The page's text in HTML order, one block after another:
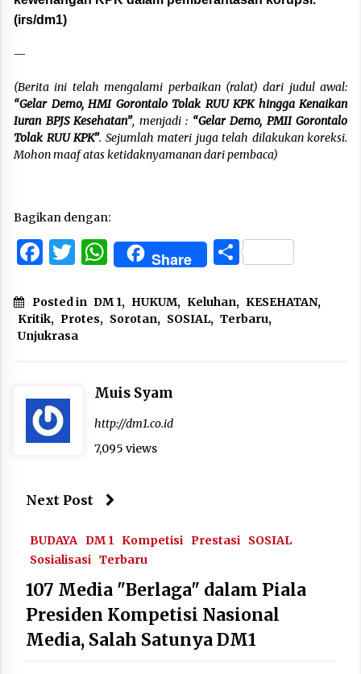
(irs/dm1)
—
(Berita ini telah mengalami perbaikan (ralat) dari judul awal:
“Gelar Demo, HMI Gorontalo Tolak RUU KPK hingga Kenaikan
Iuran BPJS Kesehatan”, menjadi : “Gelar Demo, PMII Gorontalo
Tolak RUU KPK”. Sejumlah materi juga telah dilakukan koreksi.
Mohon maaf atas ketidaknyamanan dari pembaca)
Bagikan dengan:
Facebook
Twitter
WhatsApp
Share Share
Posted in DM 1, HUKUM, Keluhan, KESEHATAN,
Kritik, Protes, Sorotan, SOSIAL, Terbaru,
Unjukrasa
Muis Syam
http://dm1.co.id
7,095 views
Next Post
BUDAYA DM 1 Kompetisi Prestasi
SOSIAL
Sosialisasi Terbaru
107 Media "Berlaga" dalam Piala
Presiden Kompetisi Nasional
Media, Salah Satunya DM1